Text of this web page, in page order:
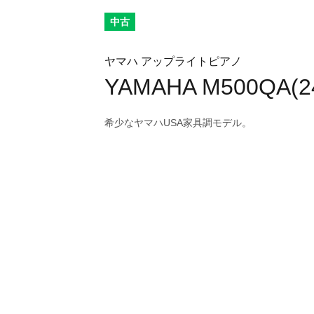
中古
ヤマハ アップライトピアノ
YAMAHA
希少なヤマハUSA家具調モデル。